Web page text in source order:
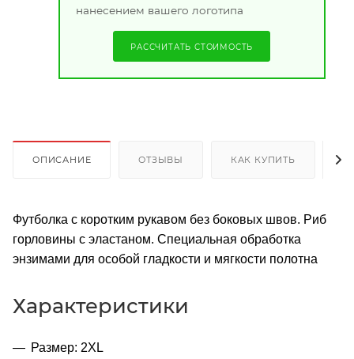
нанесением вашего логотипа
РАССЧИТАТЬ СТОИМОСТЬ
ОПИСАНИЕ ОТЗЫВЫ КАК КУПИТЬ
Футболка с коротким рукавом без боковых швов. Риб
горловины с эластаном. Специальная обработка
энзимами для особой гладкости и мягкости полотна
Характеристики
Размер: 2XL